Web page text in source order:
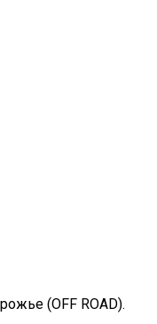
(OFF ROAD).